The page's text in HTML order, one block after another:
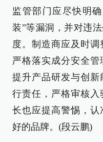
监管部门应尽快明
装”等漏洞，并对违
度。制造商应及时调
严格落实成分安全
提升产品研发与创
行责任，严格审核
长也应提高警惕，认
好的品牌。(段云鹏)